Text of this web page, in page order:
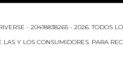
- 20418838265 - 2026. TODOS
LAS Y LOS CONSUMIDORES. PARA